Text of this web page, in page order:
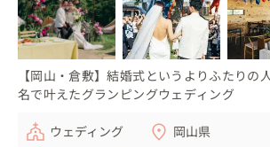
【岡山・倉敷】結婚式というよりふたりの
名で叶えたグランピングウェディング
ウェディング
岡山県